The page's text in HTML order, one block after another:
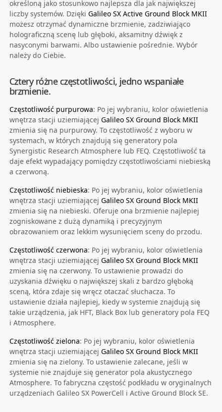
określoną jako stosunkowo najlepsza dla jak największej
liczby systemów. Dzięki Galileo SX Active Ground Block MKII
możesz otrzymać dynamiczne brzmienie, zadziwiająco
holograficzną scenę lub głęboki, aksamitny dźwięk z
nasyconymi barwami. Albo ustawienie pośrednie. Wybór
należy do Ciebie.
Cztery różne częstotliwości, jedno wspaniałe
brzmienie.
Częstotliwość purpurowa: Po jej wybraniu, kolor oświetlenia
wnętrza stacji uziemiającej Galileo SX Ground Block MKII
zmienia się na purpurowy. To częstotliwość z wyboru w
systemach, w których znajdują się generatory pola
Synergistic Research Atmosphere lub FEQ. Częstotliwość ta
daje efekt wypadający pomiędzy częstotliwościami niebieską
a czerwoną.
Częstotliwość niebieska: Po jej wybraniu, kolor oświetlenia
wnętrza stacji uziemiającej Galileo SX Ground Block MKII
zmienia się na niebieski. Oferuje ona brzmienie najlepiej
zogniskowane z dużą dynamiką i precyzyjnym
obrazowaniem oraz lekkim wysunięciem sceny do przodu.
Częstotliwość czerwona: Po jej wybraniu, kolor oświetlenia
wnętrza stacji uziemiającej Galileo SX Ground Block MKII
zmienia się na czerwony. To ustawienie prowadzi do
uzyskania dźwięku o największej skali z bardzo głęboką
sceną, która zdaje się wręcz otaczać słuchacza. To
ustawienie działa najlepiej, kiedy w systemie znajdują się
takie urządzenia, jak HFT, Black Box lub generatory pola FEQ
i Atmosphere.
Częstotliwość zielona: Po jej wybraniu, kolor oświetlenia
wnętrza stacji uziemiającej Galileo SX Ground Block MKII
zmienia się na zielony. To ustawienie zalecane, jeśli w
systemie nie znajduje się generator pola akustycznego
Atmosphere. To fabryczna częstość podkładu w oryginalnych
urządzeniach Galileo SX PowerCell i Active Ground Block SE.